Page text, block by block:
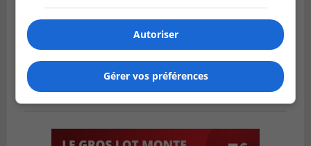
Autoriser
Gérer vos préférences